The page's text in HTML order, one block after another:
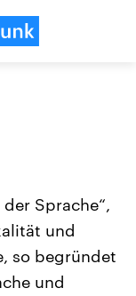
Sprache“,
und
so begründet
und